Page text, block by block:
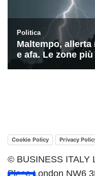
Cookie Policy Privacy
© BUSINESS ITALY
Place London NW6